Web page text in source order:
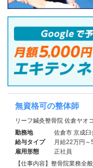
無資格可の整体師
リーフ鍼灸整骨院 佐倉ヤオ
勤務地
佐倉市 京成臼
給与タイプ
月給22万円～
雇用形態
正社員
【仕事内容】整骨院業務全